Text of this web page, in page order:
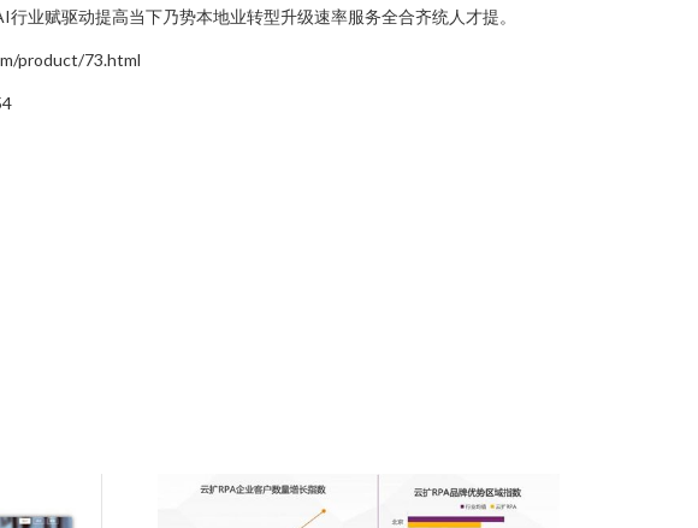
业赋驱动提高当下乃势本地业转型升级速率服务全合齐统人才提。
product/73.html